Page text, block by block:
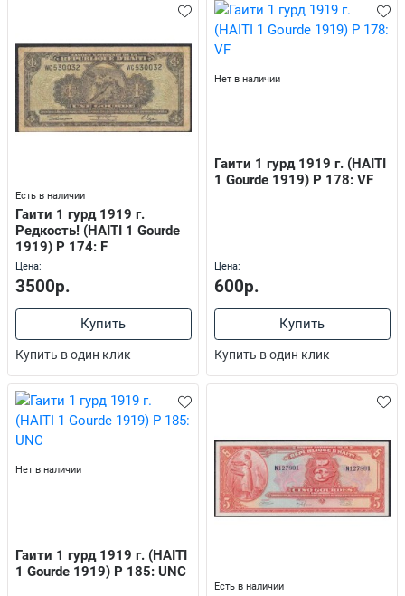
Есть в наличии
Гаити 1 гурд 1919 г.
Редкость! (HAITI 1 Gourde
1919) P 174: F
Цена:
3500р.
Купить
Купить в один клик
Нет в наличии
Гаити 1 гурд 1919 г. (HAITI
1 Gourde 1919) P 178: VF
Цена:
600р.
Купить
Купить в один клик
Нет в наличии
Гаити 1 гурд 1919 г. (HAITI
1 Gourde 1919) P 185: UNC
Есть в наличии